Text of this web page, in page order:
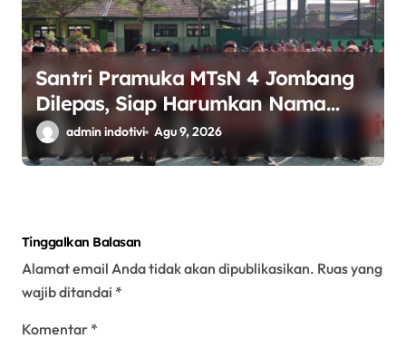
Santri Pramuka MTsN 4 Jombang
Dilepas, Siap Harumkan Nama
Madrasah di Jambore Nasional
Cibubur
admin indotivi Agu 9, 2026
Tinggalkan Balasan
Alamat email Anda tidak akan dipublikasikan. Ruas yang
wajib ditandai *
Komentar *